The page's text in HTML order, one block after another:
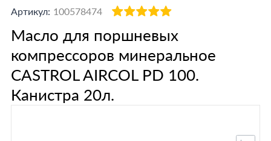
Артикул: 100578474
Масло для поршневых
компрессоров минеральное
CASTROL AIRCOL PD 100.
Канистра 20л.